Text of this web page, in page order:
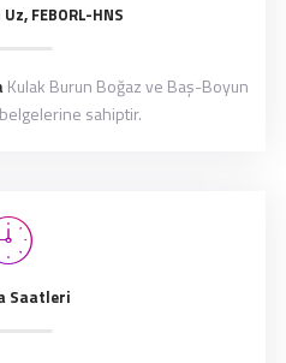
FEBORL-HNS
Kulak Burun Boğaz ve Baş-Boyun
sahiptir.
Saatleri